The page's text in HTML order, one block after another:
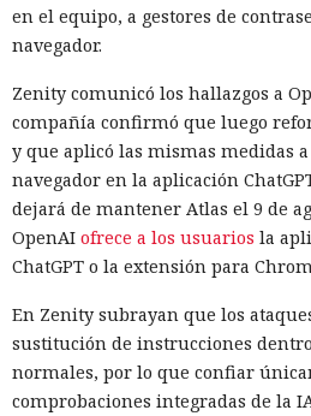
en el equipo, a gestores de
navegador.
Zenity comunicó los hallazgos a
compañía confirmó que luego
y que aplicó las mismas medidas
navegador en la aplicación
dejará de mantener Atlas el 9 de
OpenAI ofrece a los usuarios la
ChatGPT o la extensión para
En Zenity subrayan que los
sustitución de instrucciones
normales, por lo que confiar
comprobaciones integradas de la